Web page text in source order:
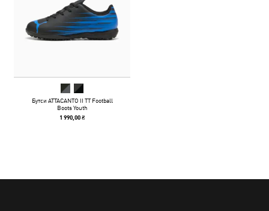
Бутси ATTACANTO II TT Football
Boots Youth
1 990,00 ₴